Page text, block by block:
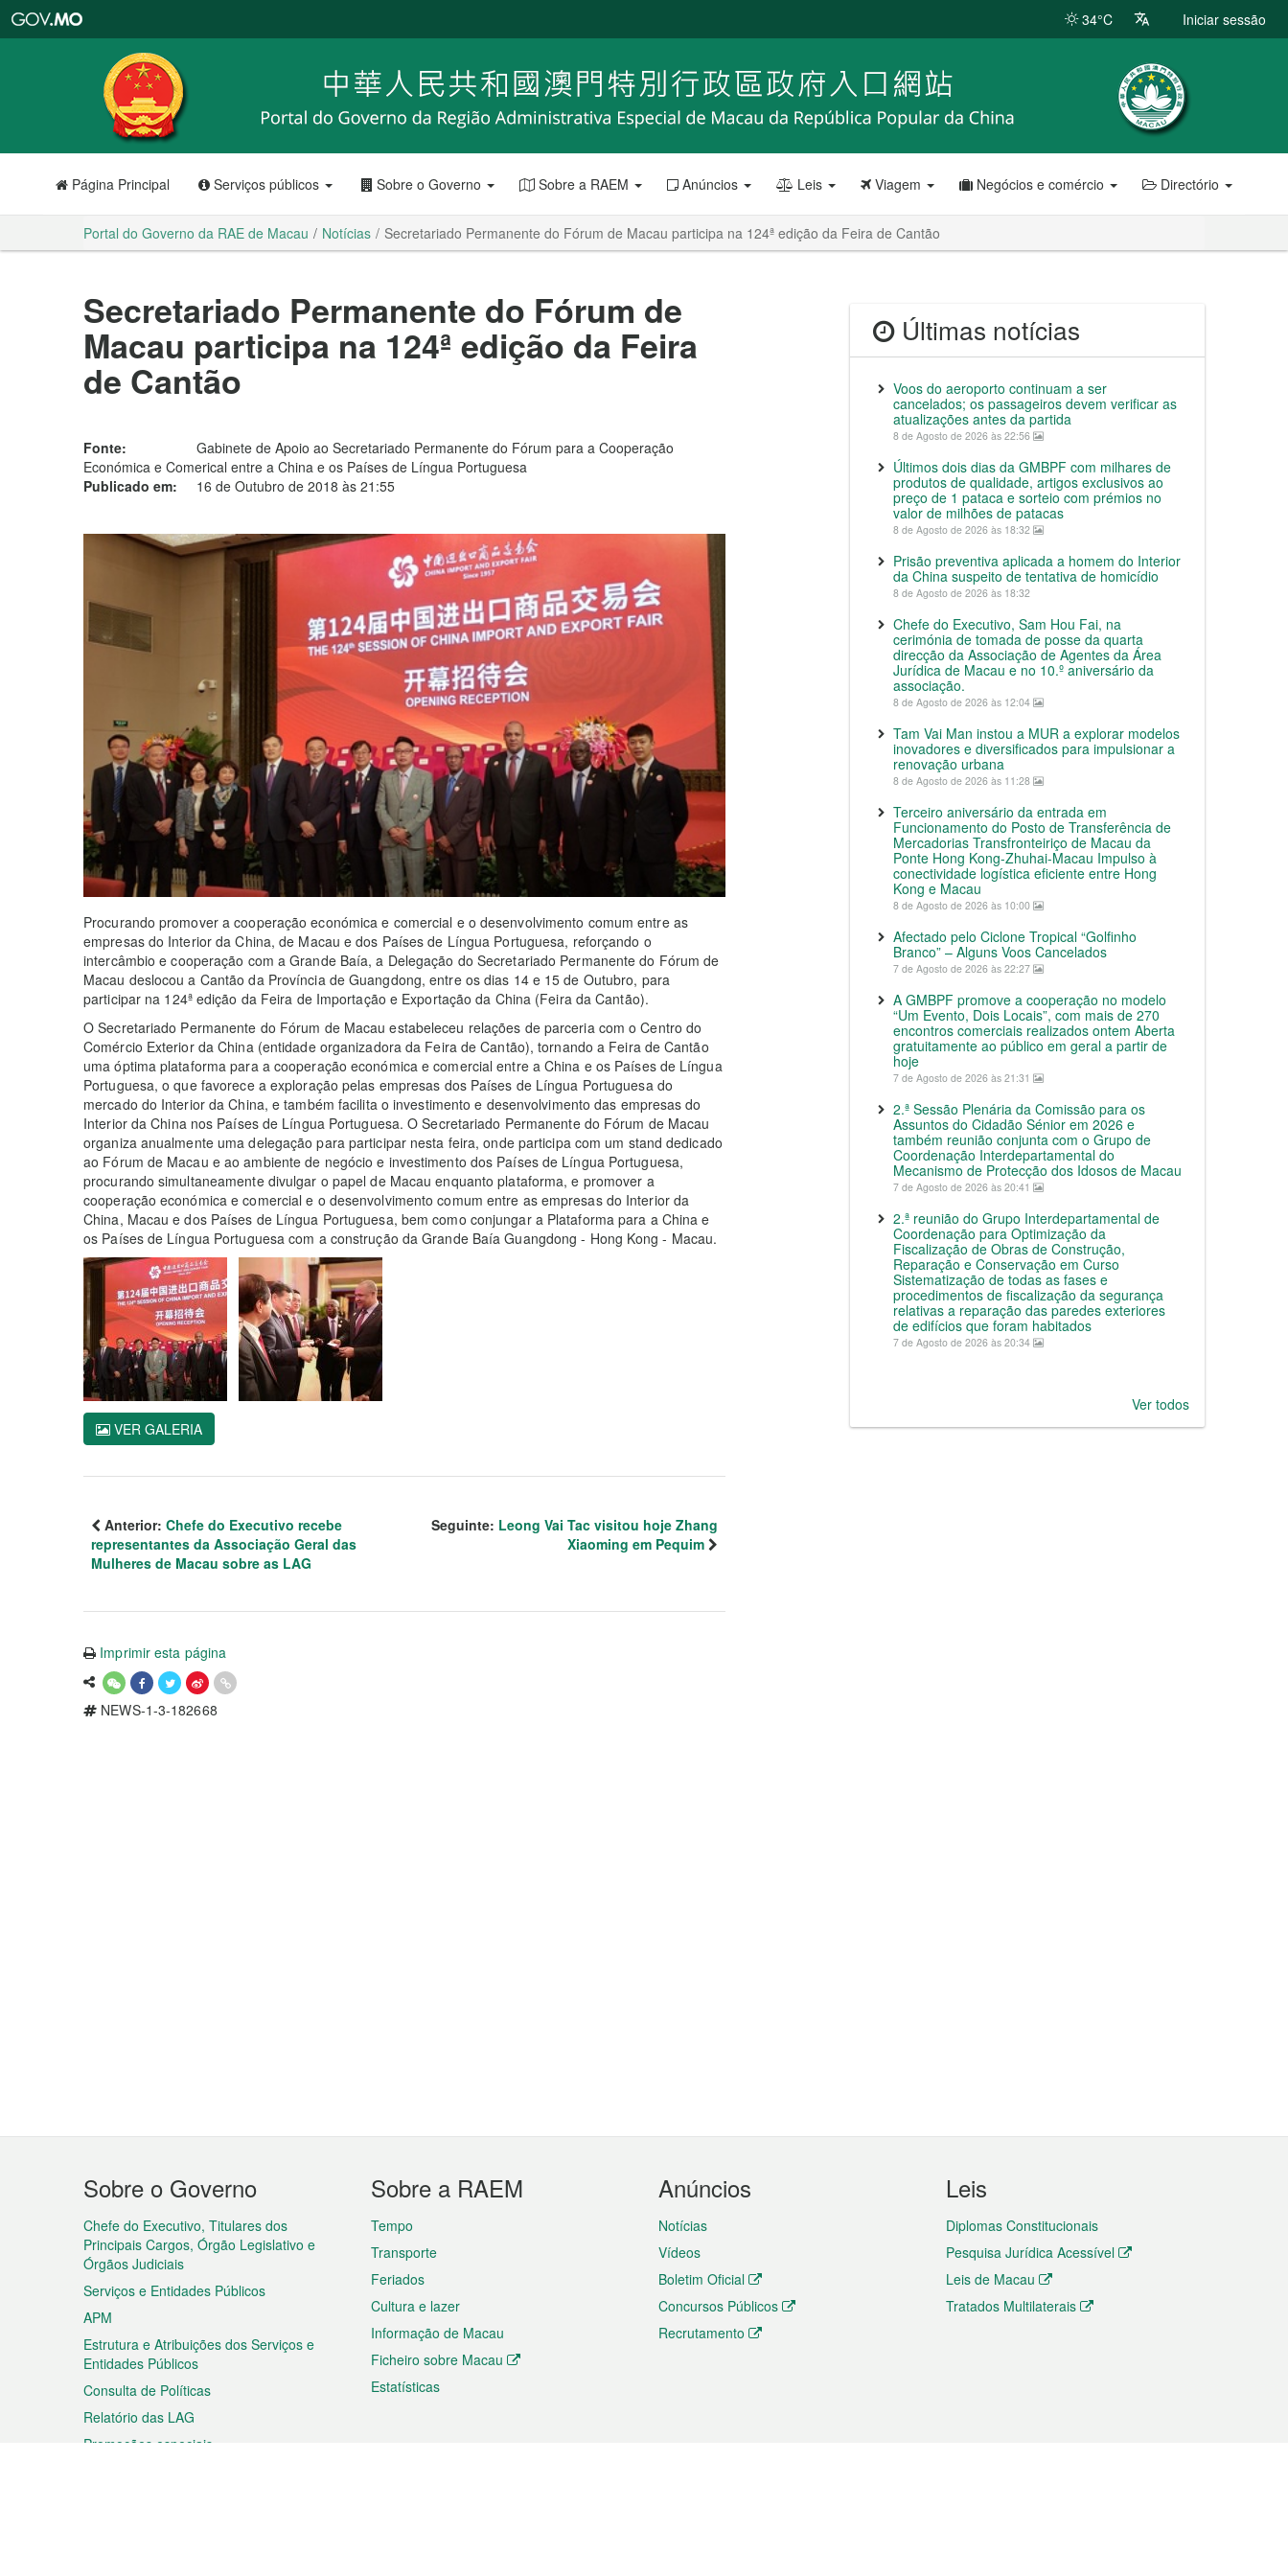
RAE
de
Macau
34°C Iniciar sessão
Página Principal Serviços públicos Sobre o Governo Sobre a RAEM Anúncios Leis Viagem Negócios e comércio Directório
Portal do Governo da RAE de Macau Notícias Secretariado Permanente do Fórum de Macau participa na 124ª edição da Feira de Cantão
Secretariado Permanente do Fórum de
Macau participa na 124ª edição da Feira
de Cantão
Fonte:
Gabinete de Apoio ao Secretariado Permanente do Fórum para a Cooperação
Económica e Comerical entre a China e os Países de Língua Portuguesa
Publicado em:
16 de Outubro de 2018 às 21:55
Procurando promover a cooperação económica e comercial e o desenvolvimento comum entre as
empresas do Interior da China, de Macau e dos Países de Língua Portuguesa, reforçando o
intercâmbio e cooperação com a Grande Baía, a Delegação do Secretariado Permanente do Fórum de
Macau deslocou a Cantão da Província de Guangdong, entre os dias 14 e 15 de Outubro, para
participar na 124ª edição da Feira de Importação e Exportação da China (Feira da Cantão).
O Secretariado Permanente do Fórum de Macau estabeleceu relações de parceria com o Centro do
Comércio Exterior da China (entidade organizadora da Feira de Cantão), tornando a Feira de Cantão
uma óptima plataforma para a cooperação económica e comercial entre a China e os Países de Língua
Portuguesa, o que favorece a exploração pelas empresas dos Países de Língua Portuguesa do
mercado do Interior da China, e também facilita o investimento e desenvolvimento das empresas do
Interior da China nos Países de Língua Portuguesa. O Secretariado Permanente do Fórum de Macau
organiza anualmente uma delegação para participar nesta feira, onde participa com um stand dedicado
ao Fórum de Macau e ao ambiente de negócio e investimento dos Países de Língua Portuguesa,
procurando simultaneamente divulgar o papel de Macau enquanto plataforma, e promover a
cooperação económica e comercial e o desenvolvimento comum entre as empresas do Interior da
China, Macau e dos Países de Língua Portuguesa, bem como conjungar a Plataforma para a China e
os Países de Língua Portuguesa com a construção da Grande Baía Guangdong - Hong Kong - Macau.
VER GALERIA
Anterior: Chefe do Executivo recebe
representantes da Associação Geral das
Mulheres de Macau sobre as LAG
Seguinte: Leong Vai Tac visitou hoje Zhang
Xiaoming em Pequim
Imprimir esta página
NEWS-1-3-182668
Últimas notícias
Voos do aeroporto continuam a ser
cancelados; os passageiros devem verificar as
atualizações antes da partida
8 de Agosto de 2026 às 22:56
Últimos dois dias da GMBPF com milhares de
produtos de qualidade, artigos exclusivos ao
preço de 1 pataca e sorteio com prémios no
valor de milhões de patacas
8 de Agosto de 2026 às 18:32
Prisão preventiva aplicada a homem do Interior
da China suspeito de tentativa de homicídio
8 de Agosto de 2026 às 18:32
Chefe do Executivo, Sam Hou Fai, na
cerimónia de tomada de posse da quarta
direcção da Associação de Agentes da Área
Jurídica de Macau e no 10.º aniversário da
associação.
8 de Agosto de 2026 às 12:04
Tam Vai Man instou a MUR a explorar modelos
inovadores e diversificados para impulsionar a
renovação urbana
8 de Agosto de 2026 às 11:28
Terceiro aniversário da entrada em
Funcionamento do Posto de Transferência de
Mercadorias Transfronteiriço de Macau da
Ponte Hong Kong-Zhuhai-Macau Impulso à
conectividade logística eficiente entre Hong
Kong e Macau
8 de Agosto de 2026 às 10:00
Afectado pelo Ciclone Tropical “Golfinho
Branco” – Alguns Voos Cancelados
7 de Agosto de 2026 às 22:27
A GMBPF promove a cooperação no modelo
“Um Evento, Dois Locais”, com mais de 270
encontros comerciais realizados ontem Aberta
gratuitamente ao público em geral a partir de
hoje
7 de Agosto de 2026 às 21:31
2.ª Sessão Plenária da Comissão para os
Assuntos do Cidadão Sénior em 2026 e
também reunião conjunta com o Grupo de
Coordenação Interdepartamental do
Mecanismo de Protecção dos Idosos de Macau
7 de Agosto de 2026 às 20:41
2.ª reunião do Grupo Interdepartamental de
Coordenação para Optimização da
Fiscalização de Obras de Construção,
Reparação e Conservação em Curso
Sistematização de todas as fases e
procedimentos de fiscalização da segurança
relativas a reparação das paredes exteriores
de edifícios que foram habitados
7 de Agosto de 2026 às 20:34
Ver todos
Menu
do
rodapé
Sobre o Governo
Chefe do Executivo, Titulares dos
Principais Cargos, Órgão Legislativo e
Órgãos Judiciais
Serviços e Entidades Públicos
APM
Estrutura e Atribuições dos Serviços e
Entidades Públicos
Consulta de Políticas
Relatório das LAG
Promoções especiais
Sobre a RAEM
Tempo
Transporte
Feriados
Cultura e lazer
Informação de Macau
Ficheiro sobre Macau
Estatísticas
Anúncios
Notícias
Vídeos
Boletim Oficial
Concursos Públicos
Recrutamento
Leis
Diplomas Constitucionais
Pesquisa Jurídica Acessível
Leis de Macau
Tratados Multilaterais